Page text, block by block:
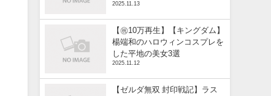
2025.11.13
【㊗️10万再生】【キングダム】
楊端和のハロウィンコスプレを
した平地の美女3選
2025.11.12
【ゼルダ無双 封印戦記】ラス